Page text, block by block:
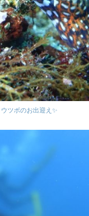
ツボのお出迎え✨